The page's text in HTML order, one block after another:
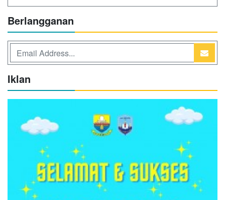
Berlangganan
Iklan